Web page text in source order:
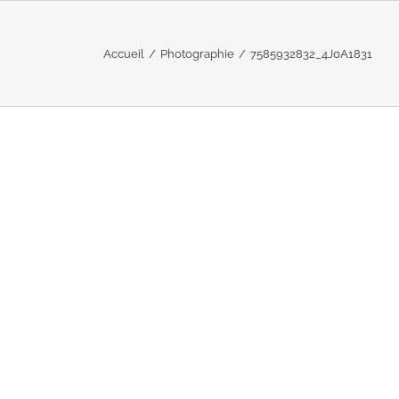
Accueil / Photographie / 7585932832_4J0A1831